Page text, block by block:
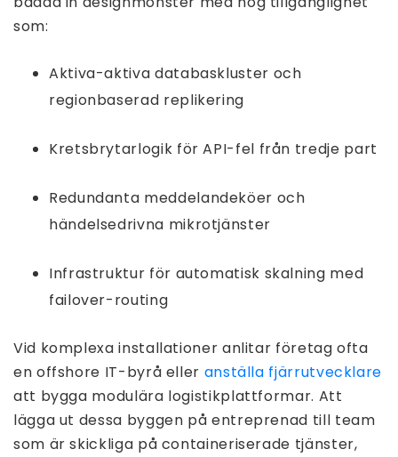
som:
Aktiva-aktiva databaskluster och
regionbaserad replikering
Kretsbrytarlogik för API-fel från tredje part
Redundanta meddelandeköer och
händelsedrivna mikrotjänster
Infrastruktur för automatisk skalning med
failover-routing
Vid komplexa installationer anlitar företag ofta
en offshore IT-byrå eller anställa fjärrutvecklare
att bygga modulära logistikplattformar. Att
lägga ut dessa byggen på entreprenad till team
som är skickliga på containeriserade tjänster,